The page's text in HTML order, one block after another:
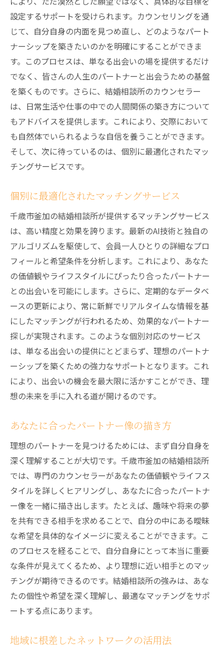
設定するサポートを受けられます。カウンセリングを通
じて、自分自身の内面を見つめ直し、どのようなパート
ナーシップを築きたいのかを明確にすることができま
す。このプロセスは、単なる出会いの場を提供するだけ
でなく、皆さんの人生のパートナーと出会うための基盤
を築くものです。さらに、結婚相談所のカウンセラー
は、日常生活や仕事の中での人間関係の築き方について
もアドバイスを提供します。これにより、交際において
も自然体でいられるような自信を養うことができます。
そして、次に待っているのは、個別に最適化されたマッ
チングサービスです。
個別に最適化されたマッチングサービス
千歳市釜加の結婚相談所が提供するマッチングサービス
は、高い精度と効果を誇ります。最新のAI技術と独自の
アルゴリズムを駆使して、会員一人ひとりの詳細なプロ
フィールと希望条件を分析します。これにより、あなた
の価値観やライフスタイルにぴったり合ったパートナー
との出会いを可能にします。さらに、定期的なデータベ
ースの更新により、常に新鮮でリアルタイムな情報を基
にしたマッチングが行われるため、効果的なパートナー
探しが実現されます。このような個別対応のサービス
は、単なる出会いの提供にとどまらず、理想のパートナ
ーシップを築くための強力なサポートとなります。これ
により、出会いの機会を最大限に活かすことができ、理
想の未来を手に入れる道が開けるのです。
あなたに合ったパートナー像の描き方
理想のパートナーを見つけるためには、まず自分自身を
深く理解することが大切です。千歳市釜加の結婚相談所
では、専門のカウンセラーがあなたの価値観やライフス
タイルを詳しくヒアリングし、あなたに合ったパートナ
ー像を一緒に描き出します。たとえば、趣味や将来の夢
を共有できる相手を求めることで、自分の中にある曖昧
な希望を具体的なイメージに変えることができます。こ
のプロセスを経ることで、自分自身にとって本当に重要
な条件が見えてくるため、より理想に近い相手とのマッ
チングが期待できるのです。結婚相談所の強みは、あな
たの個性や希望を深く理解し、最適なマッチングをサポ
ートする点にあります。
地域に根差したネットワークの活用法